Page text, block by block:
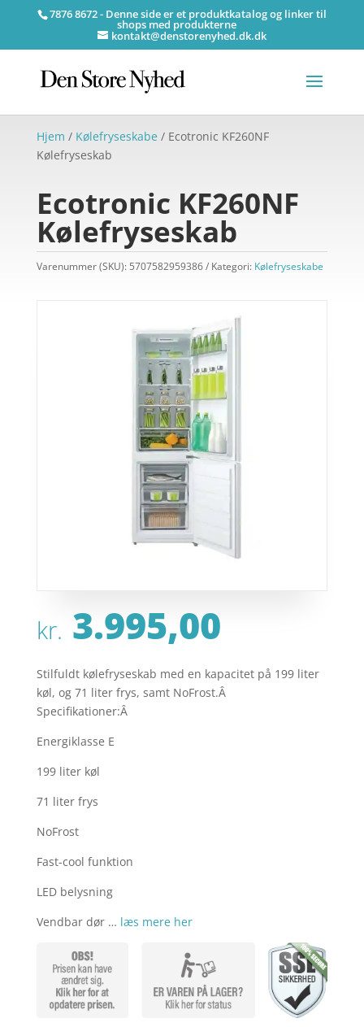
7876 8672 - Denne side er et produktkatalog og linker til
shops med produkterne
kontakt@denstorenyhed.dk.dk
Hjem / Kølefryseskabe / Ecotronic KF260NF
Kølefryseskab
Ecotronic KF260NF
Kølefryseskab
Varenummer (SKU): 5707582959386 Kategori: Kølefryseskabe
kr. 3.995,00
Stilfuldt kølefryseskab med en kapacitet på 199 liter
køl, og 71 liter frys, samt NoFrost.Â
Specifikationer:Â
Energiklasse E
199 liter køl
71 liter frys
NoFrost
Fast-cool funktion
LED belysning
Vendbar dør … læs mere her